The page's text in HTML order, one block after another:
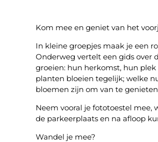
Kom mee en geniet van het
In kleine groepjes maak je een
Onderweg vertelt een gids over
groeien: hun herkomst, hun
planten bloeien tegelijk; welke
bloemen zijn om van te
Neem vooral je fototoestel
de parkeerplaats en na afloop
Wandel je mee?